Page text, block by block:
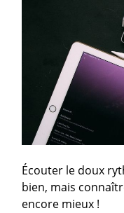
Écouter le doux
bien, mais
encore mieux !